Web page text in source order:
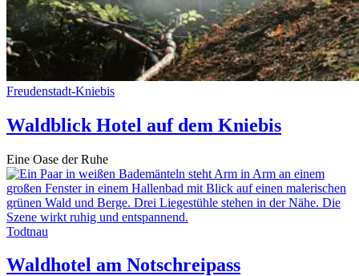
Freudenstadt-Kniebis
Waldblick Hotel auf dem Kniebis
Eine Oase der Ruhe
Todtnau
Waldhotel am Notschreipass